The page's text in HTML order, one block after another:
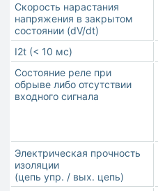
Скорость нарастания
напряжения в закрытом
состоянии (dV/dt)
I2t (< 10 мс)
Состояние реле при
обрыве либо отсутствии
входного сигнала
Электрическая прочность
изоляции
(цепь упр. / вых. цепь)